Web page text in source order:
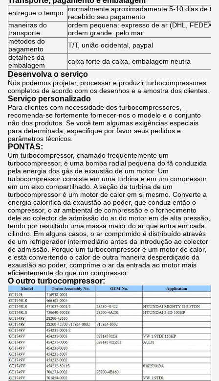
entregue o tempo
normalmente aproximadamente 5-10 dias de
recebido seu pagamento
maneiras do
transporte
ordem pequena: expresso de ar (DHL, FEDEX,
ordem grande: pelo mar
métodos do
pagamento
T/T, união ocidental, paypal
detalhes da
embalagem
caixa forte da caixa, embalagem neutra
Desenvolva o serviço
Nós podemos projetar, processar e produzir turbocompressores
completos de acordo com os desenhos e a amostra dos clientes.
Serviço personalizado
Para clientes com necessidade dos turbocompressores,
recomenda-se fortemente fornecer-nos o modelo e o conjunto
não dos produtos. Se você tem algumas exigências especiais
para determinada, especifique por favor seus pedidos e
parâmetros técnicos.
PONTAS:
Um turbocompressor, chamado frequentemente um
turbocompressor, é uma bomba radial pequena do fã conduzida
pela energia dos gás de exaustão de um motor. Um
turbocompressor consiste em uma turbina e em um compressor
em um eixo compartilhado. A seção da turbina de um
turbocompressor é um motor de calor em si mesmo. Converte a
energia calorífica da exaustão ao poder, que conduz então o
compressor, o ar ambiental de compressão e o fornecimento
dele ao colector de admissão do ar do motor em de alta pressão,
tendo por resultado uma massa maior do ar que entra em cada
cilindro. Em alguns casos, o ar comprimido é distribuído através
de um refrigerador intermediário antes da introdução ao colector
de admissão. Porque um turbocompressor é um motor de calor,
e está convertendo o calor de outra maneira desperdiçado da
exaustão ao poder, comprime o ar da entrada ao motor mais
eficientemente do que um compressor.
O outro turbocompressor: